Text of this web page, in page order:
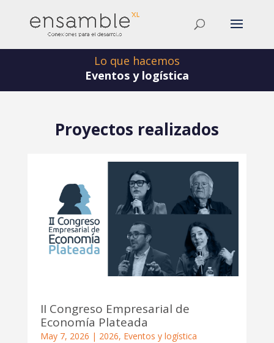
Lo que hacemos
Eventos y logística
Proyectos realizados
II Congreso Empresarial de
Economía Plateada
May 7, 2026 | 2026, Eventos y logística